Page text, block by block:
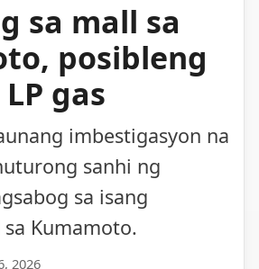
sa mall sa
posibleng
gas
imbestigasyon na
sanhi ng
sa isang
Kumamoto.
2026